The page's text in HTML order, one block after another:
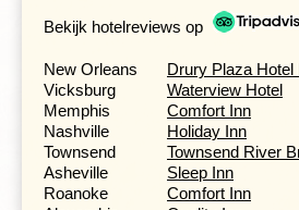
Bekijk hotelreviews op
New Orleans
Drury Plaza Hotel
Vicksburg
Waterview Hotel
Memphis
Comfort Inn
Nashville
Holiday Inn
Townsend
Townsend River
Asheville
Sleep Inn
Roanoke
Comfort Inn